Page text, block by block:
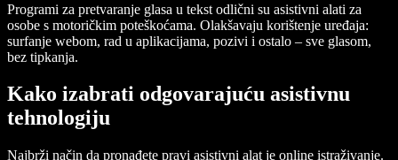
Programi za pretvaranje glasa u tekst odlični su asistivni alati za
osobe s motoričkim poteškoćama. Olakšavaju korištenje uređaja:
surfanje webom, rad u aplikacijama, pozivi i ostalo – sve glasom,
bez tipkanja.
Kako izabrati odgovarajuću asistivnu
tehnologiju
Najbrži način da pronađete pravi asistivni alat je online istraživanje.